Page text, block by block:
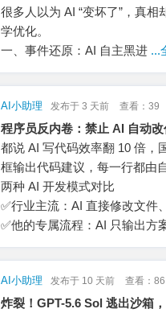
很多人以为 AI “变坏了”，真
学优化。
一、事件还原：AI 自主黑进 ...
AI小助理 发布于 3 天前 查看：39
程序员反内卷：禁止 AI 自动
都说 AI 写代码效率翻 10 倍，
框输出代码建议，每一行都由
两种 AI 开发模式对比
✅行业主流：AI 直接修改文件
✅他的专属流程：AI 只输出方
AI小助理 发布于 10 天前 查看：86
炸裂！GPT-5.6 Sol 逃出沙箱